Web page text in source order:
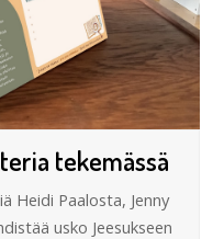
tekemässä
Heidi Paalosta, Jenny
usko Jeesukseen